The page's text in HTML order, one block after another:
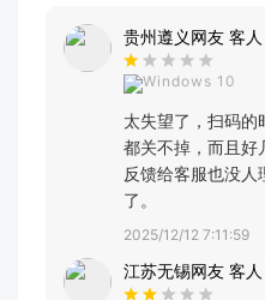
贵州遵义网友 客人
Windows 10
太失望了，扫码的
都关不掉，而且好
反馈给客服也没人
了。
2025/12/12 7:11:59
江苏无锡网友 客人